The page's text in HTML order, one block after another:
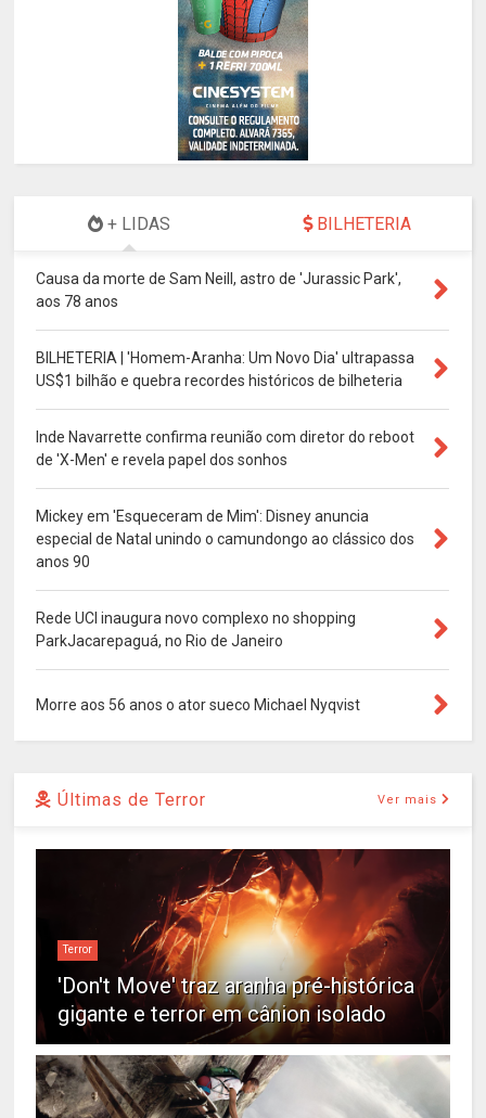
+ LIDAS BILHETERIA
Causa da morte de Sam Neill, astro de 'Jurassic Park',
aos 78 anos
BILHETERIA | 'Homem-Aranha: Um Novo Dia' ultrapassa
US$1 bilhão e quebra recordes históricos de bilheteria
Inde Navarrette confirma reunião com diretor do reboot
de 'X-Men' e revela papel dos sonhos
Mickey em 'Esqueceram de Mim': Disney anuncia
especial de Natal unindo o camundongo ao clássico dos
anos 90
Rede UCI inaugura novo complexo no shopping
ParkJacarepaguá, no Rio de Janeiro
Morre aos 56 anos o ator sueco Michael Nyqvist
Últimas de Terror Ver mais
Terror
'Don't Move' traz aranha pré-histórica
gigante e terror em cânion isolado